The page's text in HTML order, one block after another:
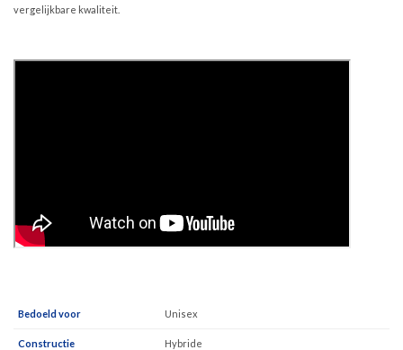
vergelijkbare kwaliteit.
Bedoeld voor Unisex
Constructie Hybride